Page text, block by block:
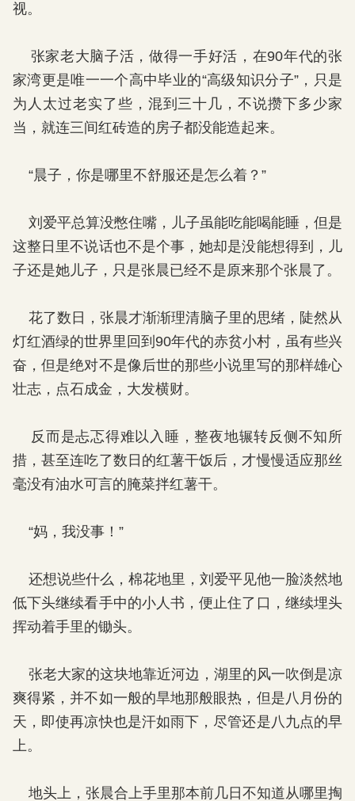
视。
张家老大脑子活，做得一手好活，在90年代的张
家湾更是唯一一个高中毕业的“高级知识分子”，只是
为人太过老实了些，混到三十几，不说攒下多少家
当，就连三间红砖造的房子都没能造起来。
“晨子，你是哪里不舒服还是怎么着？”
刘爱平总算没憋住嘴，儿子虽能吃能喝能睡，但是
这整日里不说话也不是个事，她却是没能想得到，儿
子还是她儿子，只是张晨已经不是原来那个张晨了。
花了数日，张晨才渐渐理清脑子里的思绪，陡然从
灯红酒绿的世界里回到90年代的赤贫小村，虽有些兴
奋，但是绝对不是像后世的那些小说里写的那样雄心
壮志，点石成金，大发横财。
反而是忐忑得难以入睡，整夜地辗转反侧不知所
措，甚至连吃了数日的红薯干饭后，才慢慢适应那丝
毫没有油水可言的腌菜拌红薯干。
“妈，我没事！”
还想说些什么，棉花地里，刘爱平见他一脸淡然地
低下头继续看手中的小人书，便止住了口，继续埋头
挥动着手里的锄头。
张老大家的这块地靠近河边，湖里的风一吹倒是凉
爽得紧，并不如一般的旱地那般眼热，但是八月份的
天，即使再凉快也是汗如雨下，尽管还是八九点的早
上。
地头上，张晨合上手里那本前几日不知道从哪里掏